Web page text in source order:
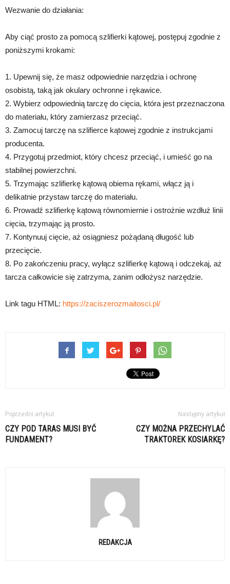
Wezwanie do działania:
Aby ciąć prosto za pomocą szlifierki kątowej, postępuj zgodnie z
poniższymi krokami:
1. Upewnij się, że masz odpowiednie narzędzia i ochronę
osobistą, taką jak okulary ochronne i rękawice.
2. Wybierz odpowiednią tarczę do cięcia, która jest przeznaczona
do materiału, który zamierzasz przeciąć.
3. Zamocuj tarczę na szlifierce kątowej zgodnie z instrukcjami
producenta.
4. Przygotuj przedmiot, który chcesz przeciąć, i umieść go na
stabilnej powierzchni.
5. Trzymając szlifierkę kątową obiema rękami, włącz ją i
delikatnie przystaw tarczę do materiału.
6. Prowadź szlifierkę kątową równomiernie i ostrożnie wzdłuż linii
cięcia, trzymając ją prosto.
7. Kontynuuj cięcie, aż osiągniesz pożądaną długość lub
przecięcie.
8. Po zakończeniu pracy, wyłącz szlifierkę kątową i odczekaj, aż
tarcza całkowicie się zatrzyma, zanim odłożysz narzędzie.
Link tagu HTML: https://zaciszerozmaitosci.pl/
Poprzedni artykuł
CZY POD TARAS MUSI BYĆ
FUNDAMENT?
Następny artykuł
CZY MOŻNA PRZECHYLAĆ
TRAKTOREK KOSIARKĘ?
REDAKCJA